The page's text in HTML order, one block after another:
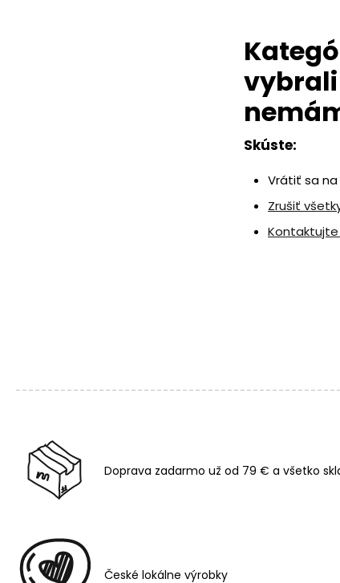
Skúste:
Vrátiť sa na
Zrušiť
Kontaktujte
Doprava zadarmo už od 79 € a všetko
České lokálne výrobky